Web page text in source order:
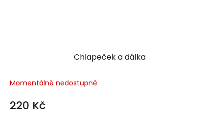
Chlapeček a dálka
Momentálně nedostupné
220 Kč